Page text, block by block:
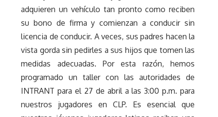
adquieren un vehículo tan pronto como reciben
su bono de firma y comienzan a conducir sin
licencia de conducir. A veces, sus padres hacen la
vista gorda sin pedirles a sus hijos que tomen las
medidas adecuadas. Por esta razón, hemos
programado un taller con las autoridades de
INTRANT para el 27 de abril a las 3:00 p.m. para
nuestros jugadores en CLP. Es esencial que